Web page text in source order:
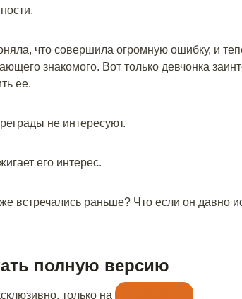
что совершила огромную ошибку, и
знакомого. Вот только девчонка
ее.
не интересуют.
его интерес.
встречались раньше? Что если он давно
полную версию
только на